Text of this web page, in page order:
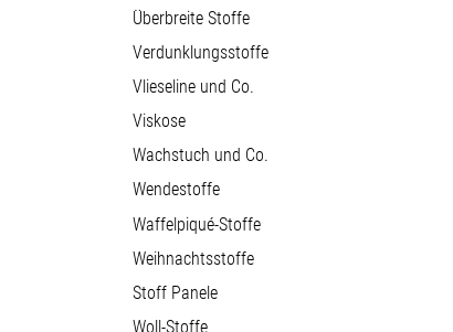
Überbreite Stoffe
Verdunklungsstoffe
Vlieseline und Co.
Viskose
Wachstuch und Co.
Wendestoffe
Waffelpiqué-Stoffe
Weihnachtsstoffe
Stoff Panele
Woll-Stoffe